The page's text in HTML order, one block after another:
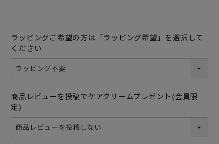
ラッピングご希望の方は「ラッピング希望」を選択して
ください
商品レビューを投稿でケアクリームプレゼント(会員限
定)